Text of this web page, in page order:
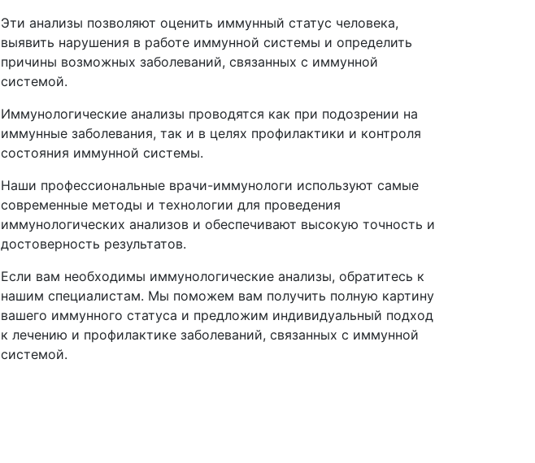
Эти анализы позволяют оценить иммунный статус человека,
выявить нарушения в работе иммунной системы и определить
причины возможных заболеваний, связанных с иммунной
системой.
Иммунологические анализы проводятся как при подозрении на
иммунные заболевания, так и в целях профилактики и контроля
состояния иммунной системы.
Наши профессиональные врачи-иммунологи используют самые
современные методы и технологии для проведения
иммунологических анализов и обеспечивают высокую точность и
достоверность результатов.
Если вам необходимы иммунологические анализы, обратитесь к
нашим специалистам. Мы поможем вам получить полную картину
вашего иммунного статуса и предложим индивидуальный подход
к лечению и профилактике заболеваний, связанных с иммунной
системой.